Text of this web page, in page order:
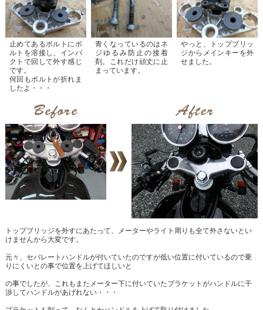
止めてあるボルトにボ
ルトを溶接し、インパ
クトで回して外す感じ
です。
何回もボルトが折れま
したよ・・・
青くなっているのはネ
ジゆるみ防止の接着
剤。これだけ頑丈に止
まっています。
やっと、トップブリッ
ジからメインキーを外
せました。
トップブリッジを外すにあたって、メーターやライト周りも全て外さないとい
けませんから大変です。
元々、セパレートハンドルが付いていたのですが低い位置に付いているので乗
りにくいとの事で位置を上げてほしいと
の事でしたが、これもまたメーター下に付いていたブラケットがハンドルに干
渉してハンドルがあげれない・・・